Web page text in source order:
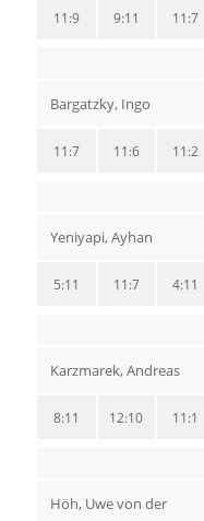
11:7
9:11
11:9
Bargatzky, Ingo
11:2
11:6
11:7
Yeniyapi, Ayhan
4:11
11:7
5:11
Karzmarek, Andreas
11:1
12:10
8:11
Höh, Uwe von der